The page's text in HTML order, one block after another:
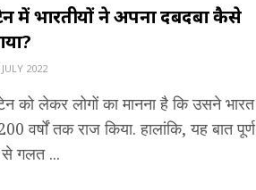
में भारतीयों ने अपना दबदबा कैसे
2022
को लेकर लोगों का मानना है कि उसने भारत
वर्षों तक राज किया. हालांकि, यह बात पूर्ण
गलत ...